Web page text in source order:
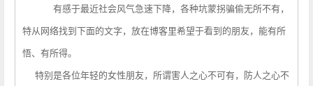
有感于最近社会风气急速下降，各种坑蒙拐骗偷无所不有，
特从网络找到下面的文字，放在博客里希望于看到的朋友，能有所
悟、有所得。
特别是各位年轻的女性朋友，所谓害人之心不可有，防人之心不